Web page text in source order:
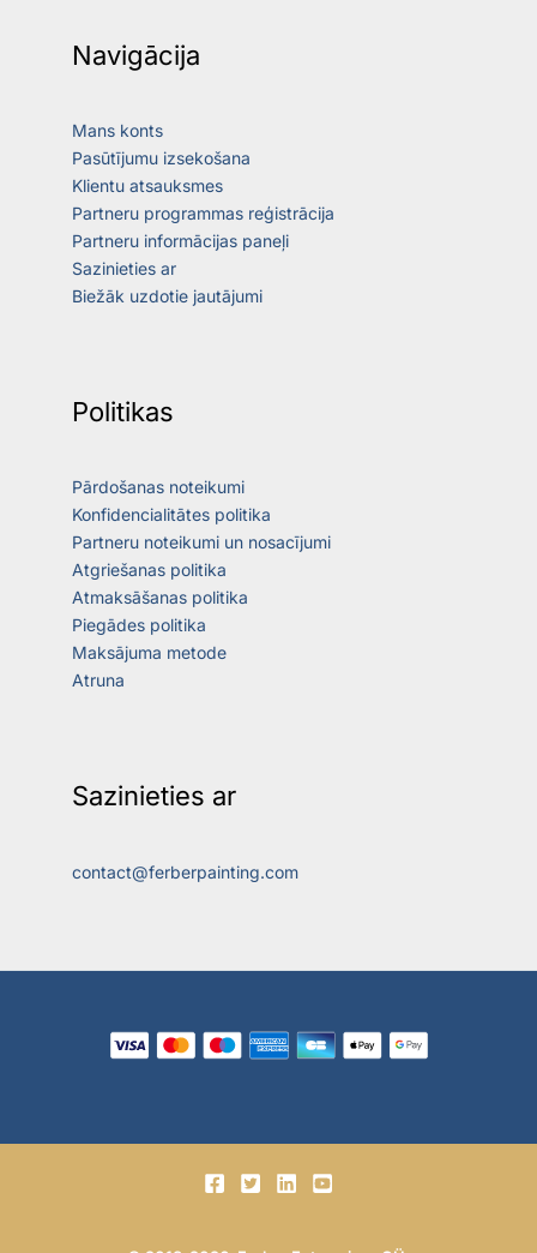
Navigācija
Mans konts
Pasūtījumu izsekošana
Klientu atsauksmes
Partneru programmas reģistrācija
Partneru informācijas paneļi
Sazinieties ar
Biežāk uzdotie jautājumi
Politikas
Pārdošanas noteikumi
Konfidencialitātes politika
Partneru noteikumi un nosacījumi
Atgriešanas politika
Atmaksāšanas politika
Piegādes politika
Maksājuma metode
Atruna
Sazinieties ar
contact@ferberpainting.com